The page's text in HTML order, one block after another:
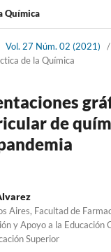
Química
Vol. 27 Núm. 02 (2021)
/
de la Química
de
Aires, Facultad de
y Apoyo a la Educación
Superior